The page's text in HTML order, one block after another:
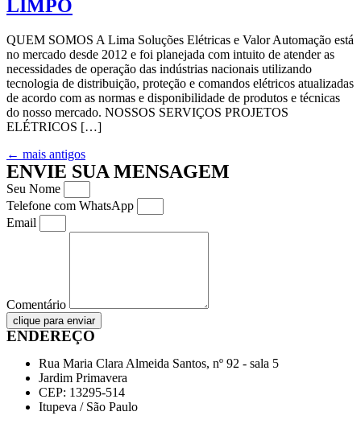
LIMPO
QUEM SOMOS A Lima Soluções Elétricas e Valor Automação está
no mercado desde 2012 e foi planejada com intuito de atender as
necessidades de operação das indústrias nacionais utilizando
tecnologia de distribuição, proteção e comandos elétricos atualizadas
de acordo com as normas e disponibilidade de produtos e técnicas
do nosso mercado. NOSSOS SERVIÇOS PROJETOS
ELÉTRICOS […]
← mais antigos
ENVIE SUA MENSAGEM
Seu Nome
Telefone com WhatsApp
Email
Comentário
clique para enviar
ENDEREÇO
Rua Maria Clara Almeida Santos, nº 92 - sala 5
Jardim Primavera
CEP: 13295-514
Itupeva / São Paulo